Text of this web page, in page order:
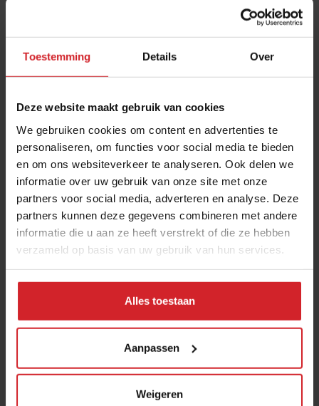
Toestemming Details Over
Deze website maakt gebruik van cookies
We gebruiken cookies om content en advertenties te
personaliseren, om functies voor social media te bieden
en om ons websiteverkeer te analyseren. Ook delen we
informatie over uw gebruik van onze site met onze
partners voor social media, adverteren en analyse. Deze
partners kunnen deze gegevens combineren met andere
informatie die u aan ze heeft verstrekt of die ze hebben
verzameld op basis van uw gebruik van hun services.
Alles toestaan
Aanpassen
Weigeren
3 must visit foodconcepten in Parijs
Klassieke parels in de Franse hoofdstad, geselecteerd door
Meester Patissier Hidde de Brabander